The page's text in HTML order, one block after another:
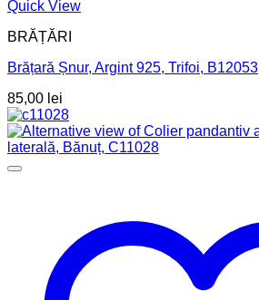
Quick View
BRĂȚĂRI
Brățară Șnur, Argint 925, Trifoi, B12053
85,00 lei